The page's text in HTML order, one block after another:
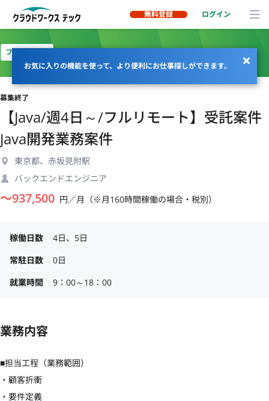
無料登録 ログイン
お気に入りの機能を使って、より便利にお仕事探しができます。
フルリモート
募集終了
【Java/週4日～/フルリモート】受託案件
Java開発業務案件
東京都、赤坂見附駅
バックエンドエンジニア
〜937,500 円／月（※月160時間稼働の場合・税別）
稼働日数
4日、5日
常駐日数
0日
就業時間
9：00～18：00
業務内容
■担当工程（業務範囲）
・顧客折衝
・要件定義